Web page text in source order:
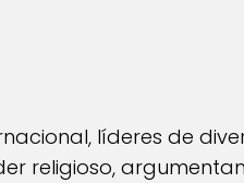
líderes de
religioso,